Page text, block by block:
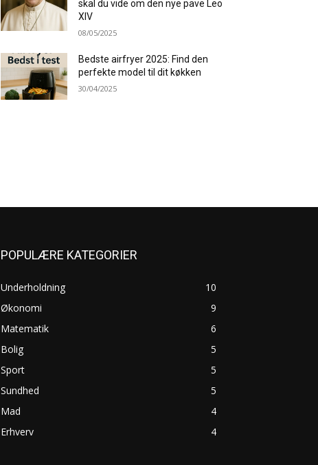
skal du vide om den nye pave Leo
XIV
08/05/2025
Bedste airfryer 2025: Find den
perfekte model til dit køkken
30/04/2025
POPULÆRE KATEGORIER
Underholdning
10
Økonomi
9
Matematik
6
Bolig
5
Sport
5
Sundhed
5
Mad
4
Erhverv
4